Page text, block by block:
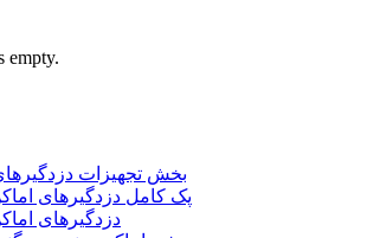
empty.
بخش تجهیزات
پک کامل دزدگیرهای
دزدگیرهای